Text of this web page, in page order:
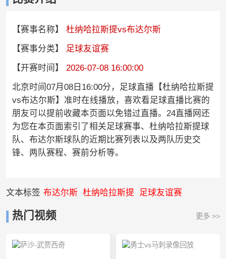
【赛事名称】
杜纳哈拉斯提vs布达尔斯
【赛事分类】
足球友谊赛
【开赛时间】
2026-07-08 16:00:00
北京时间07月08日16:00分，足球直播【杜纳哈拉斯提
vs布达尔斯】准时在线播放，喜欢看足球直播比赛的
朋友可以提前收藏本页面以免错过直播。24直播网还
为您在本页面索引了相关足球赛事、杜纳哈拉斯提球
队、布达尔斯球队的近期比赛列表以及两队历史交
锋、两队赛程、赛前分析等。
文本标签 布达尔斯 杜纳哈拉斯提 足球友谊赛
热门视频 更多 >>